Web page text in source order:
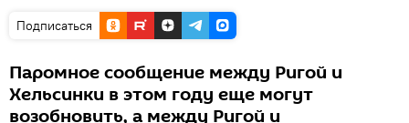
Подписаться
Паромное сообщение между Ригой и
Хельсинки в этом году еще могут
возобновить, а между Ригой и